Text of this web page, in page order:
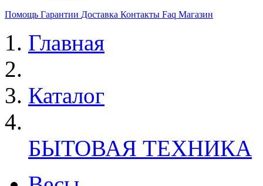
Помощь Гарантии Доставка Контакты Faq Магазин
Главная
Каталог
БЫТОВАЯ ТЕХНИКА